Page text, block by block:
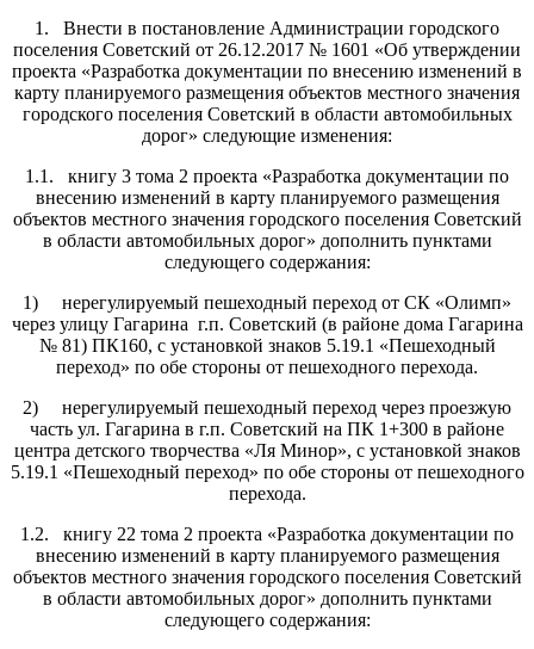
1. Внести в постановление Администрации городского
поселения Советский от 26.12.2017 № 1601 «Об утверждении
проекта «Разработка документации по внесению изменений в
карту планируемого размещения объектов местного значения
городского поселения Советский в области автомобильных
дорог» следующие изменения:
1.1. книгу 3 тома 2 проекта «Разработка документации по
внесению изменений в карту планируемого размещения
объектов местного значения городского поселения Советский
в области автомобильных дорог» дополнить пунктами
следующего содержания:
1) нерегулируемый пешеходный переход от СК «Олимп»
через улицу Гагарина г.п. Советский (в районе дома Гагарина
№ 81) ПК160, с установкой знаков 5.19.1 «Пешеходный
переход» по обе стороны от пешеходного перехода.
2) нерегулируемый пешеходный переход через проезжую
часть ул. Гагарина в г.п. Советский на ПК 1+300 в районе
центра детского творчества «Ля Минор», с установкой знаков
5.19.1 «Пешеходный переход» по обе стороны от пешеходного
перехода.
1.2. книгу 22 тома 2 проекта «Разработка документации по
внесению изменений в карту планируемого размещения
объектов местного значения городского поселения Советский
в области автомобильных дорог» дополнить пунктами
следующего содержания: